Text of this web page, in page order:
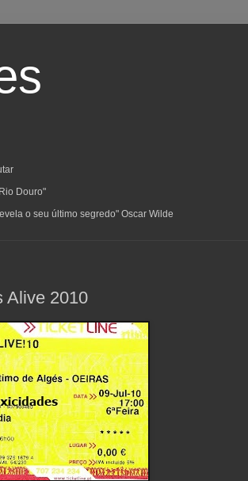
Douro"
o seu último segredo" Oscar Wilde
Alive 2010